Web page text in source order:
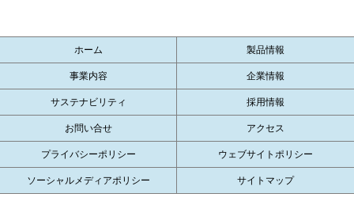
ホーム 製品情報
事業内容 企業情報
サステナビリティ 採用情報
お問い合せ アクセス
プライバシーポリシー ウェブサイトポリシー
ソーシャルメディアポリシー サイトマップ